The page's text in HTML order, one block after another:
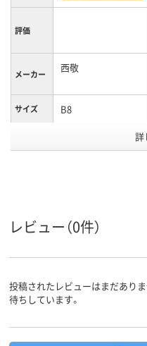
評価
メーカー 西敬
サイズ B8
ループ
アスクル
スコア
詳
レビュー（0件）
投稿されたレビューはまだあり
待ちしています。